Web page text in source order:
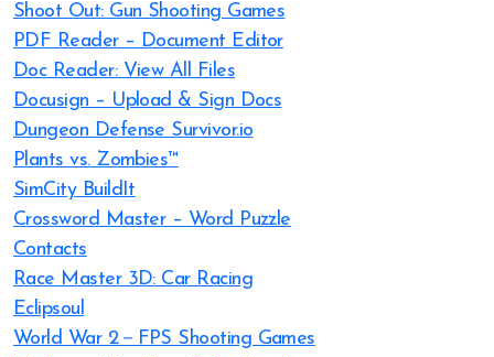
Shoot Out: Gun Shooting Games
PDF Reader – Document Editor
Doc Reader: View All Files
Docusign – Upload & Sign Docs
Dungeon Defense Survivor.io
Plants vs. Zombies™
SimCity BuildIt
Crossword Master – Word Puzzle
Contacts
Race Master 3D: Car Racing
Eclipsoul
World War 2－FPS Shooting Games